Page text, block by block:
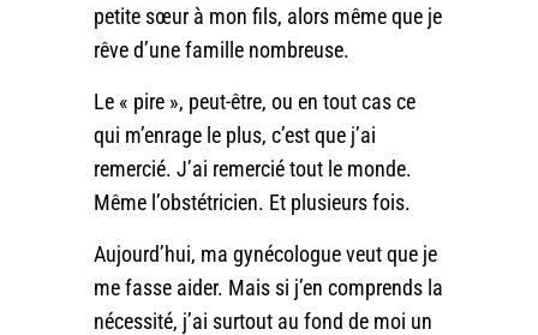
petite sœur à mon fils, alors même que je
rêve d’une famille nombreuse.
Le « pire », peut-être, ou en tout cas ce
qui m’enrage le plus, c’est que j’ai
remercié. J’ai remercié tout le monde.
Même l’obstétricien. Et plusieurs fois.
Aujourd’hui, ma gynécologue veut que je
me fasse aider. Mais si j’en comprends la
nécessité, j’ai surtout au fond de moi un